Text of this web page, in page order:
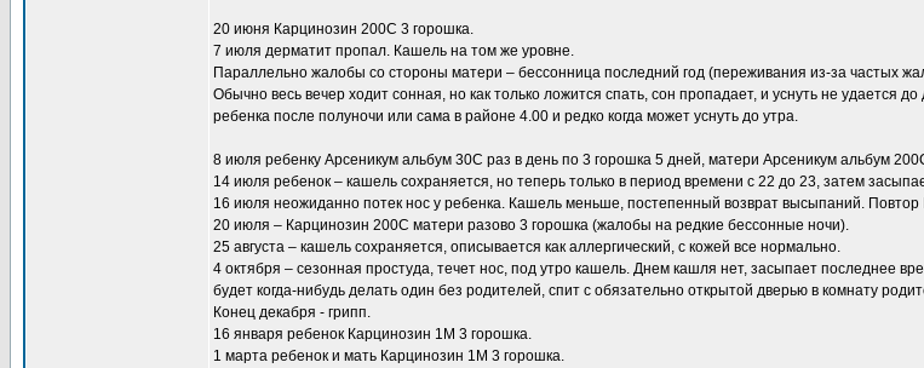
20 июня Карцинозин 200С 3 горошка.
7 июля дерматит пропал. Кашель на том же уровне.
Параллельно жалобы со стороны матери – бессонница последний год (переживания из-за частых
Обычно весь вечер ходит сонная, но как только ложится спать, сон пропадает, и уснуть не удается
ребенка после полуночи или сама в районе 4.00 и редко когда может уснуть до утра.
8 июля ребенку Арсеникум альбум 30С раз в день по 3 горошка 5 дней, матери Арсеникум альбум
14 июля ребенок – кашель сохраняется, но теперь только в период времени с 22 до 23, затем
16 июля неожиданно потек нос у ребенка. Кашель меньше, постепенный возврат высыпаний.
20 июля – Карцинозин 200С матери разово 3 горошка (жалобы на редкие бессонные ночи).
25 августа – кашель сохраняется, описывается как аллергический, с кожей все нормально.
4 октября – сезонная простуда, течет нос, под утро кашель. Днем кашля нет, засыпает последнее
будет когда-нибудь делать один без родителей, спит с обязательно открытой дверью в комнату
Конец декабря - грипп.
16 января ребенок Карцинозин 1М 3 горошка.
1 марта ребенок и мать Карцинозин 1М 3 горошка.